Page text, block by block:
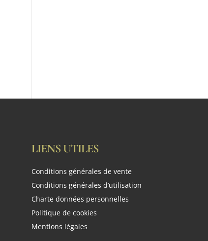
LIENS UTILES
Conditions générales de vente
Conditions générales d’utilisation
Charte données personnelles
Politique de cookies
Mentions légales